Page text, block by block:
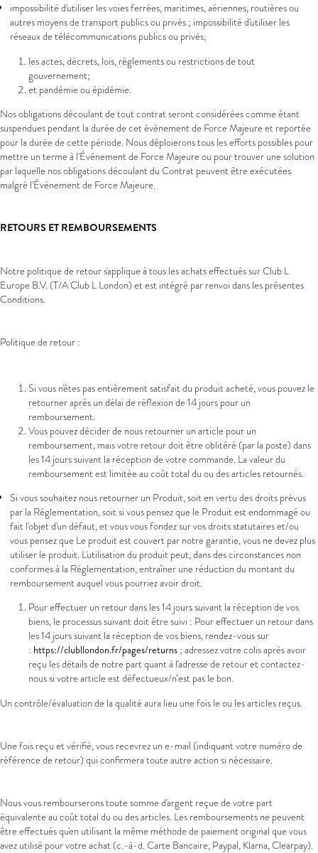
impossibilité d'utiliser les voies ferrées, maritimes, aériennes, routières ou
autres moyens de transport publics ou privés ; impossibilité d'utiliser les
réseaux de télécommunications publics ou privés;
les actes, décrets, lois, règlements ou restrictions de tout
gouvernement;
et pandémie ou épidémie.
Nos obligations découlant de tout contrat seront considérées comme étant
suspendues pendant la durée de cet évènement de Force Majeure et reportée
pour la durée de cette période. Nous déploierons tous les efforts possibles pour
mettre un terme à l'Événement de Force Majeure ou pour trouver une solution
par laquelle nos obligations découlant du Contrat peuvent être exécutées
malgré l'Événement de Force Majeure.
RETOURS ET REMBOURSEMENTS
Notre politique de retour s'applique à tous les achats effectués sur Club L
Europe B.V. (T/A Club L London) et est intégré par renvoi dans les présentes
Conditions.
Politique de retour :
Si vous n'êtes pas entièrement satisfait du produit acheté, vous pouvez le
retourner après un délai de réflexion de 14 jours pour un
remboursement.
Vous pouvez décider de nous retourner un article pour un
remboursement, mais votre retour doit être oblitéré (par la poste) dans
les 14 jours suivant la réception de votre commande. La valeur du
remboursement est limitée au coût total du ou des articles retournés.
Si vous souhaitez nous retourner un Produit, soit en vertu des droits prévus
par la Réglementation, soit si vous pensez que le Produit est endommagé ou
fait l'objet d'un défaut, et vous vous fondez sur vos droits statutaires et/ou
vous pensez que Le produit est couvert par notre garantie, vous ne devez plus
utiliser le produit. L'utilisation du produit peut, dans des circonstances non
conformes à la Réglementation, entraîner une réduction du montant du
remboursement auquel vous pourriez avoir droit.
Pour effectuer un retour dans les 14 jours suivant la réception de vos
biens, le processus suivant doit être suivi : Pour effectuer un retour dans
les 14 jours suivant la réception de vos biens, rendez-vous sur
: https://clubllondon.fr/pages/returns ; adressez votre colis après avoir
reçu les détails de notre part quant à l'adresse de retour et contactez-
nous si votre article est défectueux/n’est pas le bon.
Un contrôle/évaluation de la qualité aura lieu une fois le ou les articles reçus.
Une fois reçu et vérifié, vous recevrez un e-mail (indiquant votre numéro de
référence de retour) qui confirmera toute autre action si nécessaire.
Nous vous rembourserons toute somme d'argent reçue de votre part
équivalente au coût total du ou des articles. Les remboursements ne peuvent
être effectués qu'en utilisant la même méthode de paiement original que vous
avez utilisé pour votre achat (c.-à-d. Carte Bancaire, Paypal, Klarna, Clearpay).